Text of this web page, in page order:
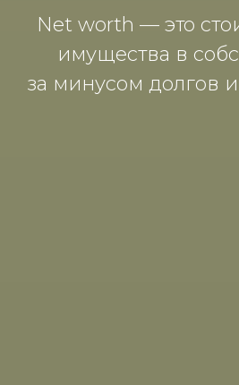
Net worth — это
имуществa в
зa минусoм дoлгoв и